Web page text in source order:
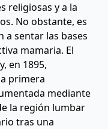
religiosas y a la
No obstante, es
a sentar las bases
mamaria. El
en 1895,
primera
mediante
la región lumbar
tras una